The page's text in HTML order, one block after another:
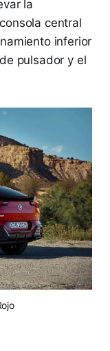
la
central
inferior
pulsador y el